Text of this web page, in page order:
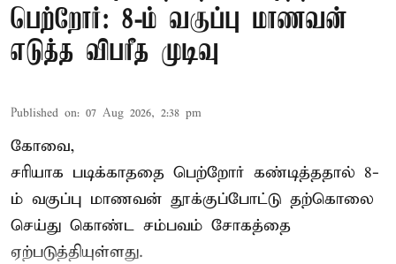
பெற்றோர்: 8-ம் வகுப்பு மாணவன்
எடுத்த விபரீத முடிவு
Published on: 07 Aug 2026, 2:38 pm
கோவை,
சரியாக படிக்காததை பெற்றோர் கண்டித்ததால் 8-
ம் வகுப்பு மாணவன் தூக்குப்போட்டு தற்கொலை
செய்து கொண்ட சம்பவம் சோகத்தை
ஏற்படுத்தியுள்ளது.